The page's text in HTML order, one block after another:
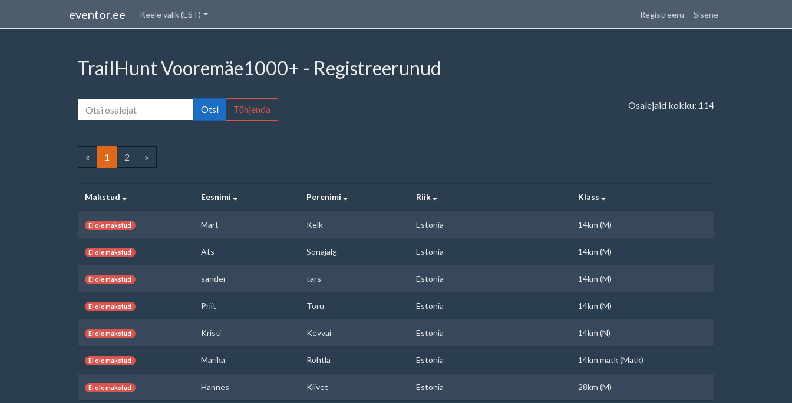
eventor.ee Keele valik (EST) Registreeru Sisene
TrailHunt Vooremäe1000+ - Registreerunud
Otsi Tühjenda Osalejaid kokku: 114
« 1 2 »
Makstud Eesnimi Perenimi Riik Klass
Ei ole makstud Mart Kelk Estonia 14km (M)
Ei ole makstud Ats Sonajalg Estonia 14km (M)
Ei ole makstud sander tars Estonia 14km (M)
Ei ole makstud Priit Toru Estonia 14km (M)
Ei ole makstud Kristi Kevvai Estonia 14km (N)
Ei ole makstud Marika Rohtla Estonia 14km matk (Matk)
Ei ole makstud Hannes Kiivet Estonia 28km (M)